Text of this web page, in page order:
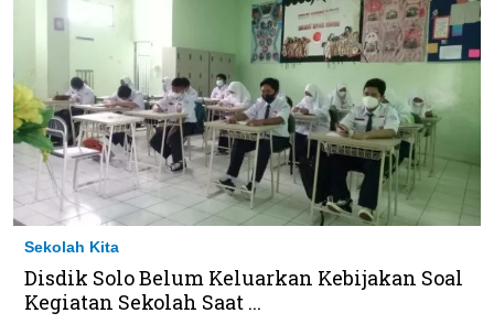
Sekolah Kita
Disdik Solo Belum Keluarkan Kebijakan Soal
Kegiatan Sekolah Saat ...